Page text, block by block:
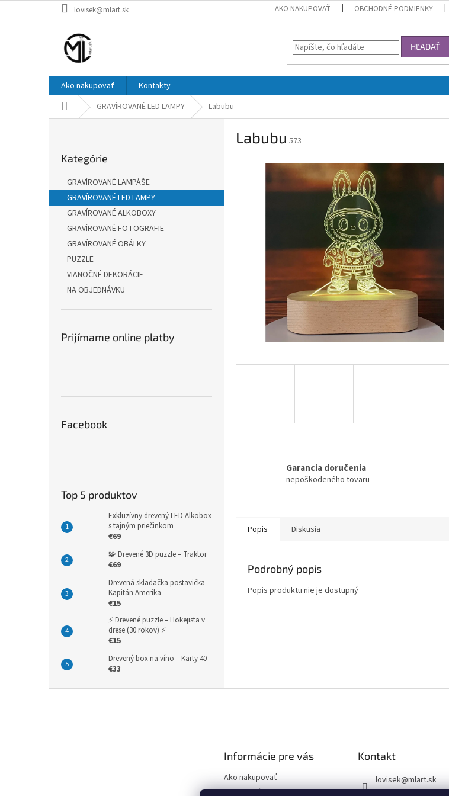
na
lovisek@mlart.sk AKO NAKUPOVAŤ OBCHODNÉ PODMIENKY
HĽADAŤ
Ako nakupovať
Kontakty
Domov GRAVÍROVANÉ LED LAMPY Labubu
p
a
kategórie
Kategórie
GRAVÍROVANÉ LAMPÁŠE
GRAVÍROVANÉ LED LAMPY
GRAVÍROVANÉ ALKOBOXY
GRAVÍROVANÉ FOTOGRAFIE
GRAVÍROVANÉ OBÁLKY
PUZZLE
VIANOČNÉ DEKORÁCIE
NA OBJEDNÁVKU
Prijímame online platby
Facebook
Top 5 produktov
Exkluzívny drevený LED Alkobox
s tajným priečinkom
€69
🧩 Drevené 3D puzzle – Traktor
€69
Drevená skladačka postavička –
Kapitán Amerika
€15
⚡ Drevené puzzle – Hokejista v
drese (30 rokov) ⚡
€15
Drevený box na víno – Karty 40
€33
Labubu 573
Garancia doručenia
nepoškodeného tovaru
Popis Diskusia
Podrobný popis
Popis produktu nie je dostupný
Informácie pre vás
Ako nakupovať
Obchodné podmienky
Kontakt
lovisek@mlart.sk